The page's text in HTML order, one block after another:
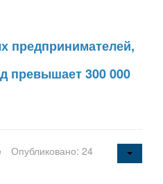
предпринимателей,
превышает 300 000
Опубликовано: 24